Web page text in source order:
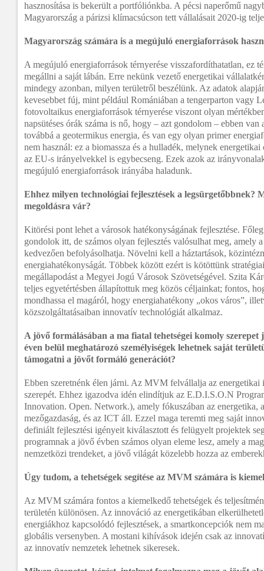
hasznosítása is bekerült a portfóliónkba. A pécsi naperőmű
Magyarország a párizsi klímacsúcson tett vállalásait 2020-ig
Magyarország számára is a megújuló energiaforrások
A megújuló energiaforrások térnyerése visszafordíthatatlan, ez
megállni a saját lábán. Erre nekünk vezető energetikai
mindegy azonban, milyen területről beszélünk. Az adatok
kevesebbet fúj, mint például Romániában a tengerparton vagy
fotovoltaikus energiaforrások térnyerése viszont olyan
napsütéses órák száma is nő, hogy – azt gondolom – ebben van
továbbá a geotermikus energia, és van egy olyan primer
nem használ: ez a biomassza és a hulladék, melynek energetikai
az EU-s irányelvekkel is egybecseng. Ezek azok az
megújuló energiaforrások irányába haladunk.
Ehhez milyen technológiai fejlesztések a legsürgetőbbnek?
megoldásra vár?
Kitörési pont lehet a városok hatékonyságának fejlesztése.
gondolok itt, de számos olyan fejlesztés valósulhat meg, amely
kedvezően befolyásolhatja. Növelni kell a háztartások,
energiahatékonyságát. Többek között ezért is kötöttünk
megállapodást a Megyei Jogú Városok Szövetségével. Szita
teljes egyetértésben állapítottuk meg közös céljainkat; fontos,
mondhassa el magáról, hogy energiahatékony „okos város”,
közszolgáltatásaiban innovatív technológiát alkalmaz.
A jövő formálásában a ma fiatal tehetségei komoly szerepet
éven belül meghatározó személyiségek lehetnek saját
támogatni a jövőt formáló generációt?
Ebben szeretnénk élen járni. Az MVM felvállalja az
szerepét. Ehhez igazodva idén elindítjuk az E.D.I.S.O.N
Innovation. Open. Network.), amely fókuszában az energetika,
mezőgazdaság, és az ICT áll. Ezzel maga teremti meg saját
definiált fejlesztési igényeit kiválasztott és felügyelt projektek
programnak a jövő évben számos olyan eleme lesz, amely a
nemzetközi trendeket, a jövő világát közelebb hozza az
Úgy tudom, a tehetségek segítése az MVM számára is
Az MVM számára fontos a kiemelkedő tehetségek és
területén különösen. Az innováció az energetikában
energiákhoz kapcsolódó fejlesztések, a smartkoncepciók nem
globális versenyben. A mostani kihívások idején csak az
az innovatív nemzetek lehetnek sikeresek.